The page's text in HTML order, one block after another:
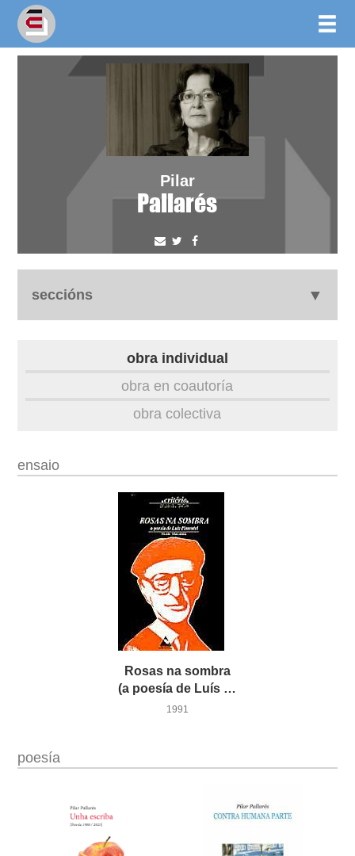
Pilar
Pallarés
seccións
videoteca
obra individual
obra en coautoría
obra colectiva
ensaio
Rosas na sombra
(a poesía de Luís Pimentel)
1991
poesía